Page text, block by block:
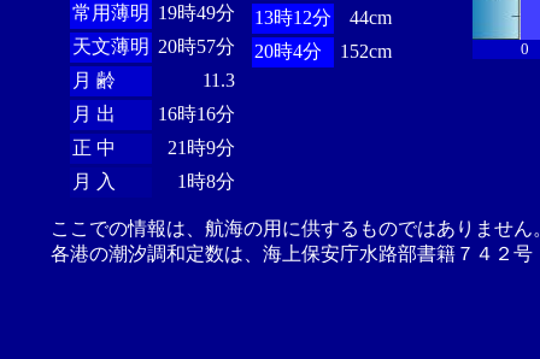
常用薄明 19時49分
天文薄明 20時57分
月 齢
11.3
月 出
16時16分
正 中
21時9分
月 入
1時8分
13時12分
44cm
20時4分
152cm 0
ここでの情報は、航海の用に供するものではありませ
各港の潮汐調和定数は、海上保安庁水路部書籍７４２